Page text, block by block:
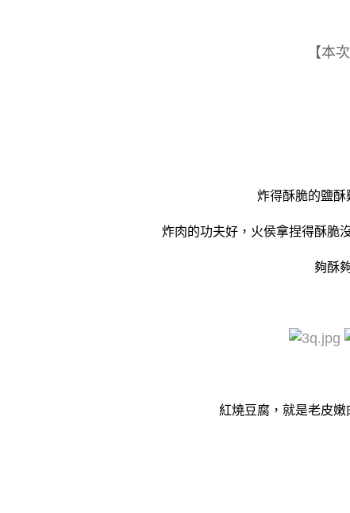
【本
炸得酥脆的鹽酥
炸肉的功夫好，火侯拿捏得酥脆
夠酥
紅燒豆腐，就是老皮嫩